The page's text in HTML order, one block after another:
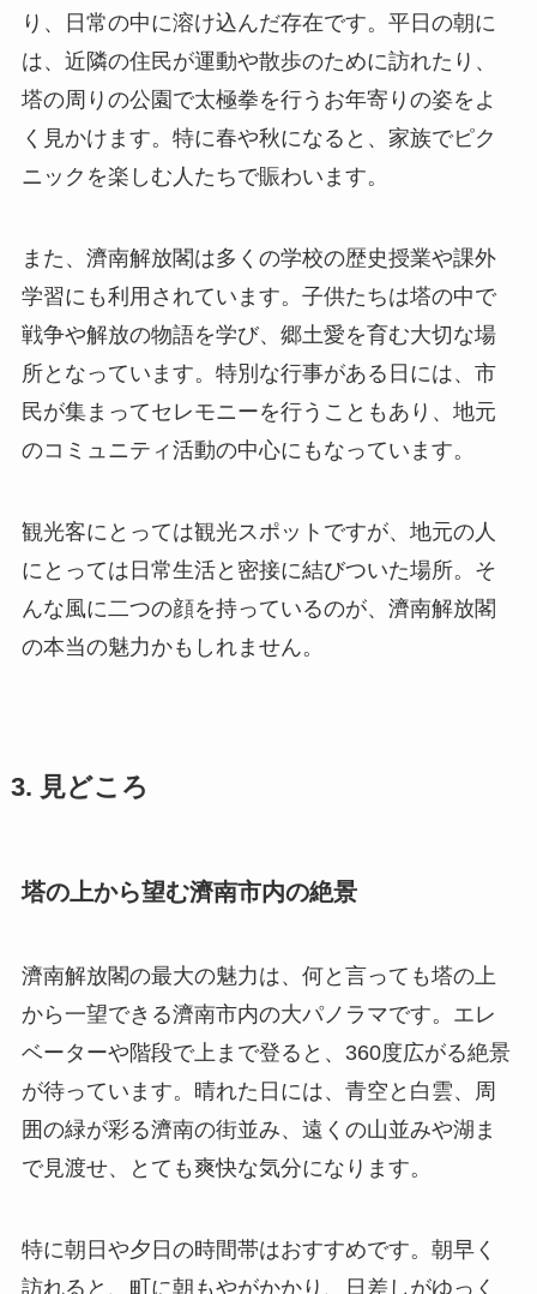
り、日常の中に溶け込んだ存在です。平日の朝に
は、近隣の住民が運動や散歩のために訪れたり、
塔の周りの公園で太極拳を行うお年寄りの姿をよ
く見かけます。特に春や秋になると、家族でピク
ニックを楽しむ人たちで賑わいます。
また、濟南解放閣は多くの学校の歴史授業や課外
学習にも利用されています。子供たちは塔の中で
戦争や解放の物語を学び、郷土愛を育む大切な場
所となっています。特別な行事がある日には、市
民が集まってセレモニーを行うこともあり、地元
のコミュニティ活動の中心にもなっています。
観光客にとっては観光スポットですが、地元の人
にとっては日常生活と密接に結びついた場所。そ
んな風に二つの顔を持っているのが、濟南解放閣
の本当の魅力かもしれません。
3. 見どころ
塔の上から望む濟南市内の絶景
濟南解放閣の最大の魅力は、何と言っても塔の上
から一望できる濟南市内の大パノラマです。エレ
ベーターや階段で上まで登ると、360度広がる絶景
が待っています。晴れた日には、青空と白雲、周
囲の緑が彩る濟南の街並み、遠くの山並みや湖ま
で見渡せ、とても爽快な気分になります。
特に朝日や夕日の時間帯はおすすめです。朝早く
訪れると、町に朝もやがかかり、日差しがゆっく